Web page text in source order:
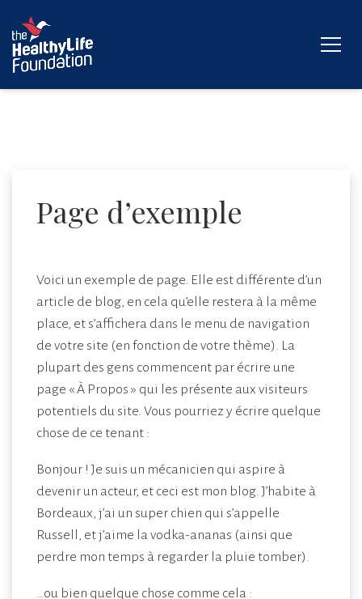
Page d’exemple
Voici un exemple de page. Elle est différente d’un
article de blog, en cela qu’elle restera à la même
place, et s’affichera dans le menu de navigation
de votre site (en fonction de votre thème). La
plupart des gens commencent par écrire une
page « À Propos » qui les présente aux visiteurs
potentiels du site. Vous pourriez y écrire quelque
chose de ce tenant :
Bonjour ! Je suis un mécanicien qui aspire à
devenir un acteur, et ceci est mon blog. J’habite à
Bordeaux, j’ai un super chien qui s’appelle
Russell, et j’aime la vodka-ananas (ainsi que
perdre mon temps à regarder la pluie tomber).
…ou bien quelque chose comme cela :